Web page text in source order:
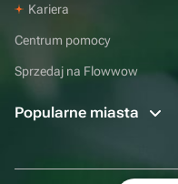
Kariera
Centrum pomocy
Sprzedaj na Flowwow
Popularne miasta